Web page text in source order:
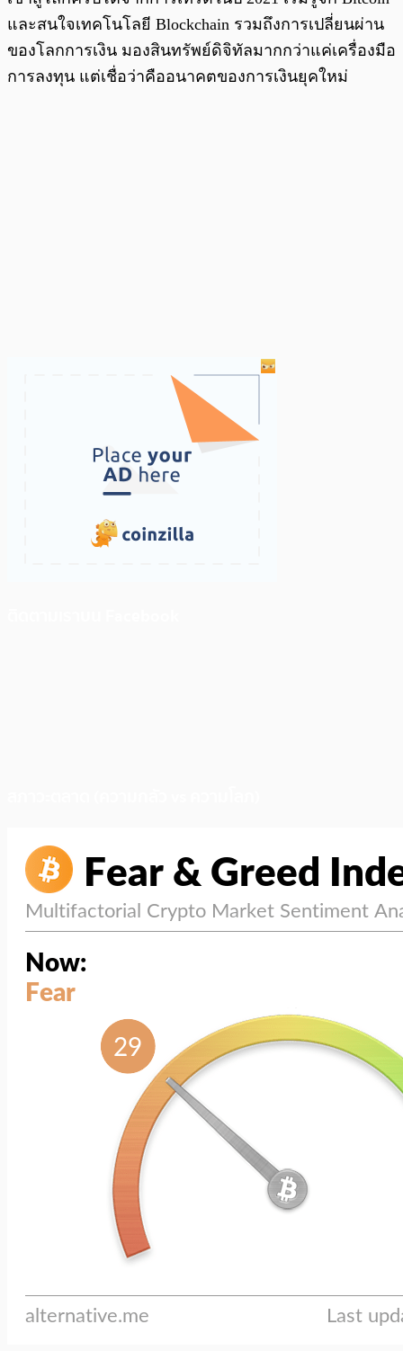
และสนใจเทคโนโลยี Blockchain รวมถึงการเปลี่ยนผ่าน
ของโลกการเงิน มองสินทรัพย์ดิจิทัลมากกว่าแค่เครื่องมือ
การลงทุน แต่เชื่อว่าคืออนาคตของการเงินยุคใหม่